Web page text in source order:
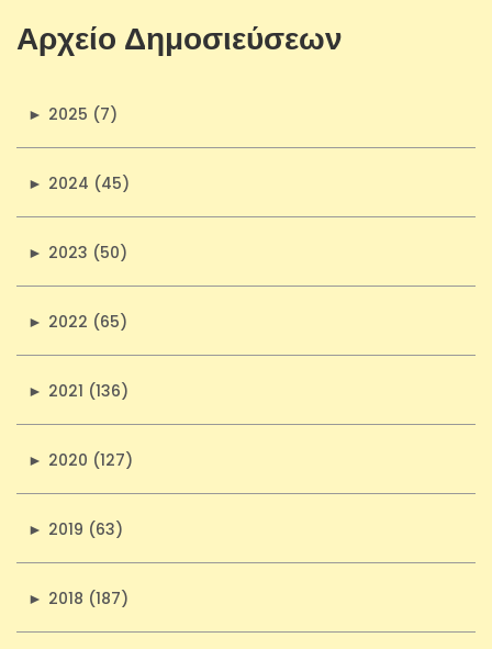
Αρχείο Δημοσιεύσεων
► 2025 (7)
► 2024 (45)
► 2023 (50)
► 2022 (65)
► 2021 (136)
► 2020 (127)
► 2019 (63)
► 2018 (187)